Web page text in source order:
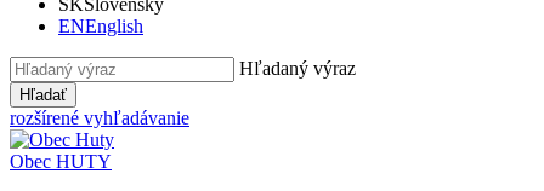
SKSlovensky
ENEnglish
Hľadaný výraz
Hľadať
rozšírené vyhľadávanie
Obec HUTY